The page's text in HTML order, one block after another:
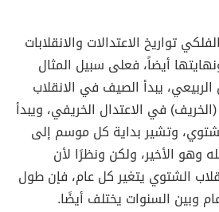
تواريخ الاعتدالات والانقلابات
أيضاً، فعلى سبيل المثال
الربيعي، يبدأ الصيف في الانقلاب
في الاعتدال الخريفي، ويبدأ
وتشير بداية كل موسم إلى
وهو الأخير، ولكن ونظرًا لأن
الشتوي يتغير كل عام، فإن طول
وبين السنوات يختلف أيضًا.